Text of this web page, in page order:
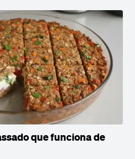
que funciona de